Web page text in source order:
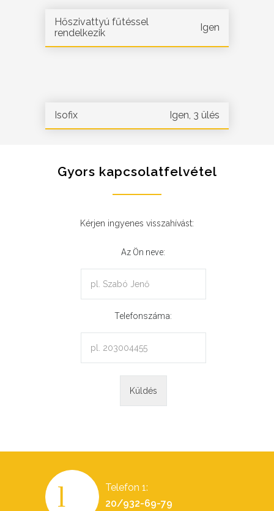
Hőszivattyú fűtéssel
rendelkezik
Igen
Isofix Igen, 3 ülés
Gyors kapcsolatfelvétel
Kérjen ingyenes visszahívást:
Az Ön neve:
Telefonszáma:
Telefon 1:
20/932-69-79